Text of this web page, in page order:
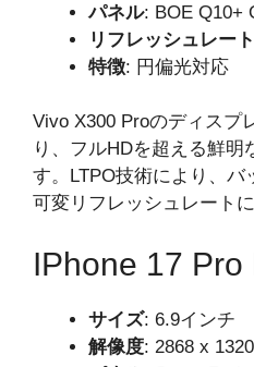
パネル: BOE Q10+
リフレッシュレート
特徴: 円偏光対応
Vivo X300 Proのディスプ
り、フルHDを超える鮮明
す。LTPO技術により、バ
可変リフレッシュレート
IPhone 17 Pro
サイズ: 6.9インチ
解像度: 2868 x